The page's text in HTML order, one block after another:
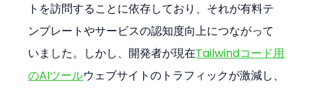
トを訪問することに依存しており、それが有料テ
ンプレートやサービスの認知度向上につながって
いました。しかし、開発者が現在Tailwindコード用
のAIツールウェブサイトのトラフィックが激減し、